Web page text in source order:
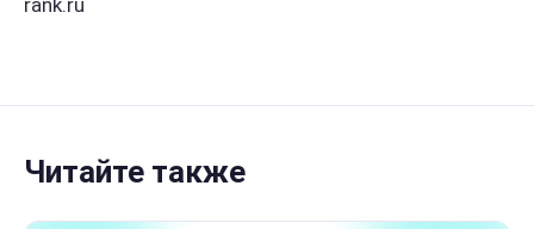
rank.ru
Читайте также